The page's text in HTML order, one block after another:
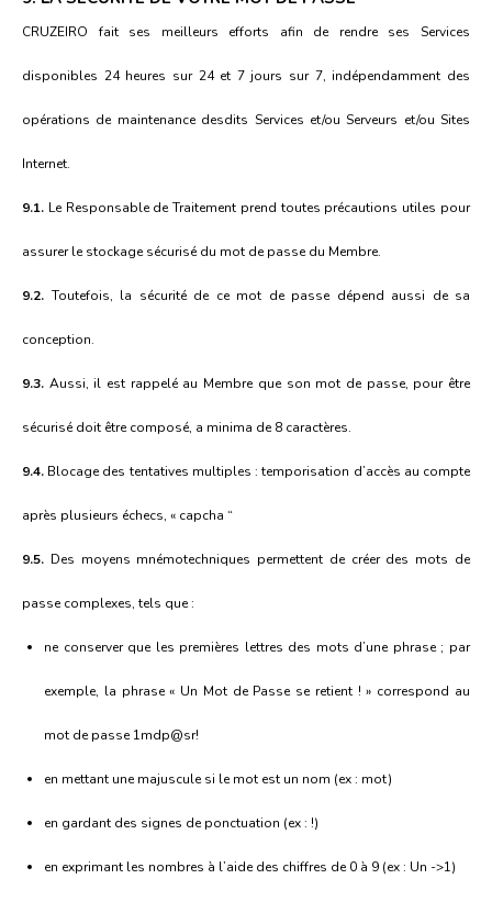
CRUZEIRO fait ses meilleurs efforts afin de rendre ses Services
disponibles 24 heures sur 24 et 7 jours sur 7, indépendamment des
opérations de maintenance desdits Services et/ou Serveurs et/ou Sites
Internet.
9.1. Le Responsable de Traitement prend toutes précautions utiles pour
assurer le stockage sécurisé du mot de passe du Membre.
9.2. Toutefois, la sécurité de ce mot de passe dépend aussi de sa
conception.
9.3. Aussi, il est rappelé au Membre que son mot de passe, pour être
sécurisé doit être composé, a minima de 8 caractères.
9.4. Blocage des tentatives multiples : temporisation d’accès au compte
après plusieurs échecs, « capcha “
9.5. Des moyens mnémotechniques permettent de créer des mots de
passe complexes, tels que :
ne conserver que les premières lettres des mots d’une phrase ; par
exemple, la phrase « Un Mot de Passe se retient ! » correspond au
mot de passe 1mdp@sr!
en mettant une majuscule si le mot est un nom (ex : mot)
en gardant des signes de ponctuation (ex : !)
en exprimant les nombres à l’aide des chiffres de 0 à 9 (ex : Un ->1)